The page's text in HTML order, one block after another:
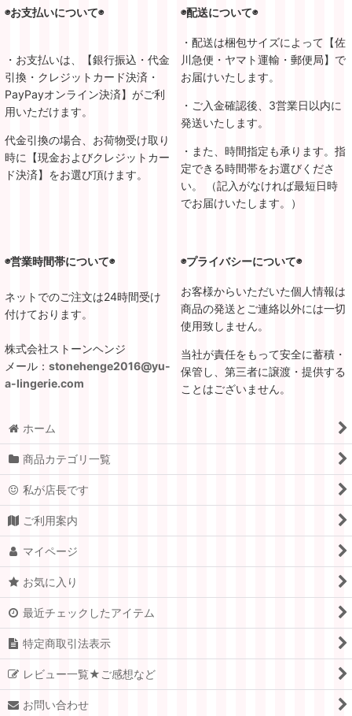
◉お支払いについて◉ ◉配送について◉
・お支払いは、【銀行振込・代金
引換・クレジットカード決済・
PayPayオンライン決済】がご利
用いただけます。
代金引換の場合、お荷物受け取り
時に【現金およびクレジットカー
ド決済】をお選び頂けます。
・配送は梱包サイズによって【佐
川急便・ヤマト運輸・郵便局】で
お届けいたします。
・ご入金確認後、3営業日以内に
発送いたします。
・また、時間指定も承ります。指
定できる時間帯をお選びくださ
い。 （記入がなければ最短日時
でお届けいたします。）
◉営業時間帯について◉ ◉プライバシーについて◉
ネットでのご注文は24時間受け
付けております。
株式会社ストーンヘンジ
メール： stonehenge2016@yu-
a-lingerie.com
お客様からいただいた個人情報は
商品の発送とご連絡以外には一切
使用致しません。
当社が責任をもって安全に蓄積・
保管し、第三者に譲渡・提供する
ことはございません。
ホーム
商品カテゴリ一覧
私が店長です
ご利用案内
マイページ
お気に入り
最近チェックしたアイテム
特定商取引法表示
レビュー一覧★ご感想など
お問い合わせ